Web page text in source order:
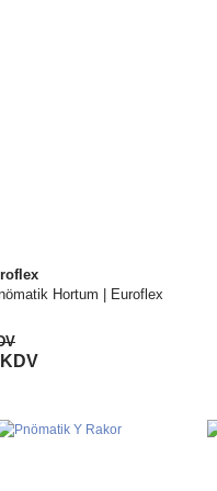
Hortum | Euroflex
Ekle